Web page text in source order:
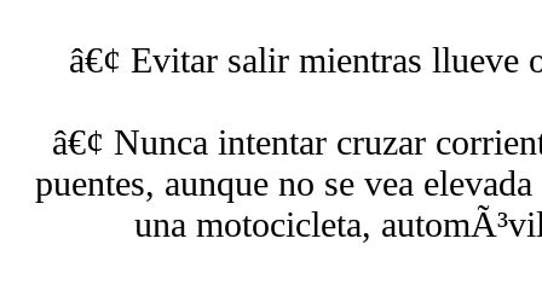
â€¢ Evitar salir mientras llueve
â€¢ Nunca intentar cruzar
puentes, aunque no se vea
una motocicleta,